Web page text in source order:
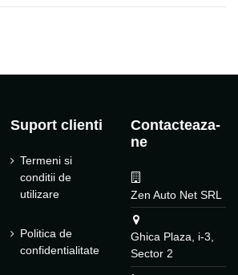
Suport clienti
Termeni si
conditii de
utilizare
Politica de
confidentialitate
Contacteaza-
ne
Zen Auto Net SRL
Ghica Plaza, i-3,
Sector 2